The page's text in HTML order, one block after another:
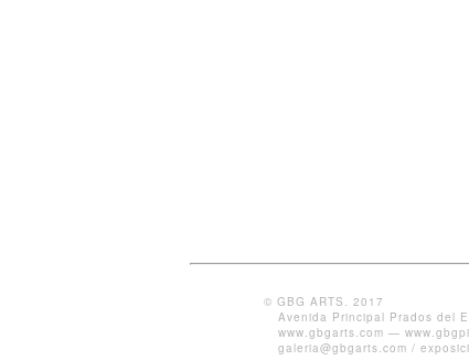
© GBG ARTS. 2017
Avenida Principal Prados del
www.gbgarts.com —
galeria@gbgarts.com /